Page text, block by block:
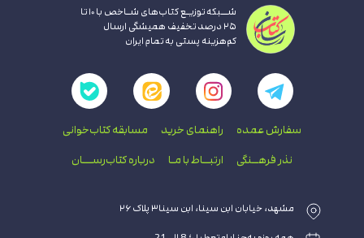
شــبکه توزیـع کتاب‌های شـاخص با ۱۰ تا
۲۵ درصد تخفیف همیشگی ارسال
کم‌هزینه پستی به تمام ایران
سفارش عمده راهنمای‌ خرید مسابقه کتاب‌خوانی
نذر فرهــنگی ارتبــاط با‌ مـا درباره کتاب‌رســـان
مشهد، خیابان ابن سینا، ابن سینا۳ پلاک ۲۶